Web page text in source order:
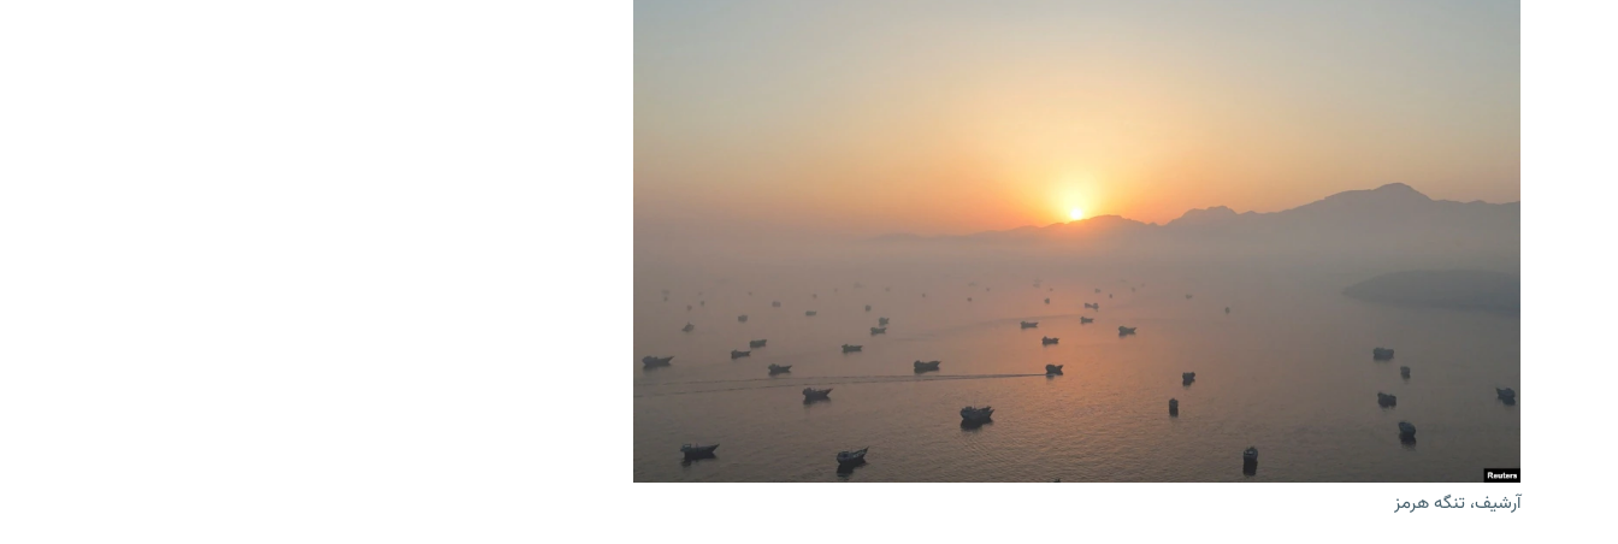
آرشیف، تنگه هرمز